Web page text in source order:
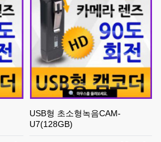
USB형 초소형녹음CAM-
U7(128GB)